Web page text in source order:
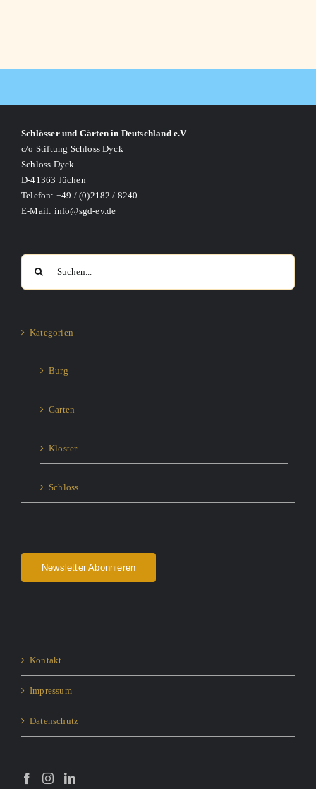
Schlösser und Gärten in Deutschland e.V
c/o Stiftung Schloss Dyck
Schloss Dyck
D-41363 Jüchen
Telefon: +49 / (0)2182 / 8240
E-Mail: info@sgd-ev.de
Suche
nach:
Kategorien
Burg
Garten
Kloster
Schloss
Newsletter Abonnieren
Kontakt
Impressum
Datenschutz